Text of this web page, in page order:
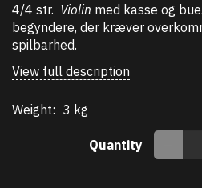
4/4 str. Violin med kasse og
begyndere, der kræver
spilbarhed.
View full description
Weight: 3 kg
Quantity